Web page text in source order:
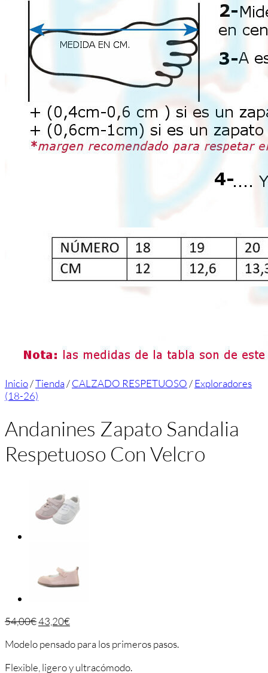
Inicio/Tienda/CALZADO RESPETUOSO/Exploradores
(18-26)
Andanines Zapato Sandalia
Respetuoso Con Velcro
54,00€43,20€
Modelo pensado para los primeros pasos.
Flexible, ligero y ultracómodo.